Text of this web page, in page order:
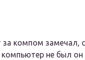
компом замечал,
не был он